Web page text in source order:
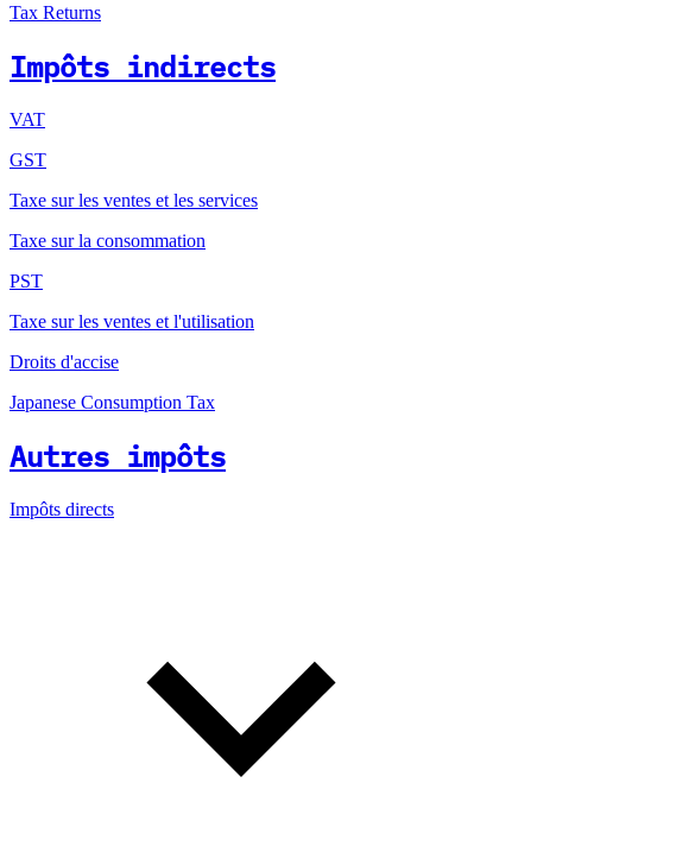
Tax Returns
Impôts indirects
VAT
GST
Taxe sur les ventes et les services
Taxe sur la consommation
PST
Taxe sur les ventes et l'utilisation
Droits d'accise
Japanese Consumption Tax
Autres impôts
Impôts directs